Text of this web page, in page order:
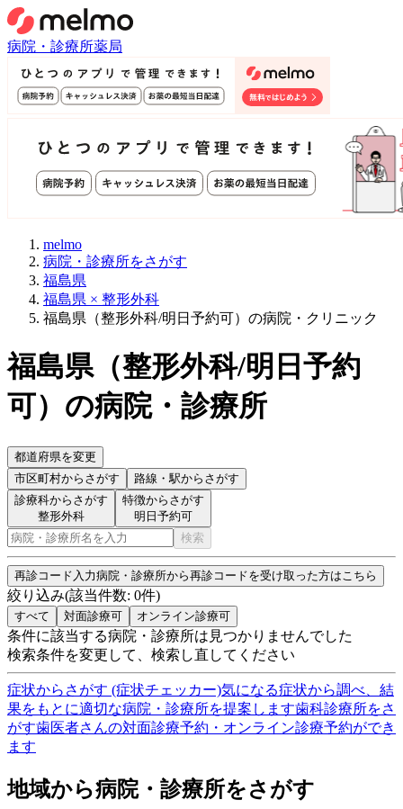
病院・診療所薬局
melmo
病院・診療所をさがす
福島県
福島県 × 整形外科
福島県（整形外科/明日予約可）の病院・クリニック
福島県（整形外科/明日予約
可） の病院・診療所
都道府県を変更
市区町村からさがす 路線・駅からさがす
診療科からさがす
整形外科
特徴からさがす
明日予約可
検索
再診コード入力病院・診療所から再診コードを受け取った方はこちら
絞り込み(該当件数: 0件)
すべて 対面診療可 オンライン診療可
条件に該当する病院・診療所は見つかりませんでした
検索条件を変更して、検索し直してください
症状からさがす (症状チェッカー)気になる症状から調べ、結
果をもとに適切な病院・診療所を提案します歯科診療所をさ
がす歯医者さんの対面診療予約・オンライン診療予約ができ
ます
地域から病院・診療所をさがす